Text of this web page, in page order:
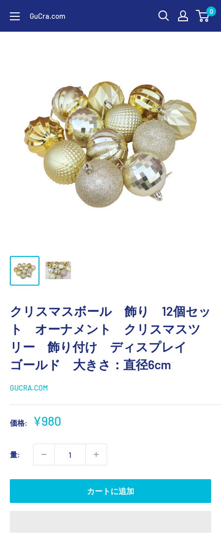
テ
GuCra.com 0
クリスマスボール 飾り 12個セッ
ト オーナメント クリスマスツ
リー 飾り付け ディスプレイ
ゴールド 大きさ：直径6cm
GUCRA.COM
価格:
販
価
格
¥980
量:
カートに追加